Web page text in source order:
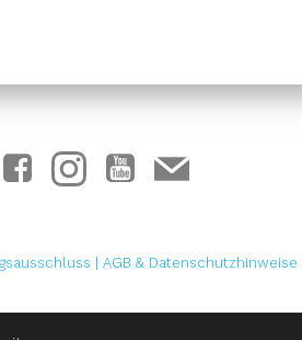
AGB & Datenschutzhinweise